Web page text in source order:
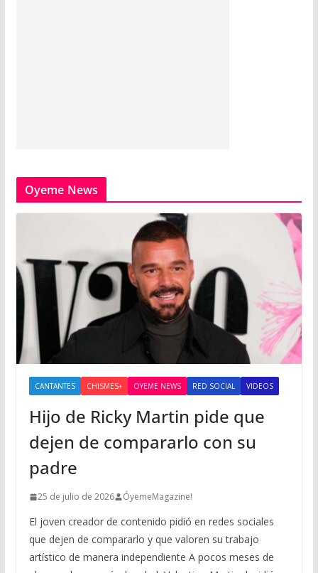
Oyeme News
CANTANTES CHISMES+ OYEME NEWS RED SOCIAL VIDEOS
Hijo de Ricky Martin pide que
dejen de compararlo con su
padre
25 de julio de 2026 ÓyemeMagazine!
El joven creador de contenido pidió en redes sociales
que dejen de compararlo y que valoren su trabajo
artístico de manera independiente A pocos meses de